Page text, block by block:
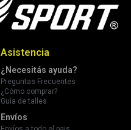
Asistencia
¿Necesitás ayuda?
Preguntas Frecuentes
¿Cómo comprar?
Guía de talles
Envíos